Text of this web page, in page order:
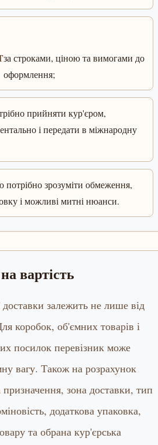
за строками, ціною та вимогами до
оформлення;
прийняти кур'єром,
і передати в міжнародну
потрібно зрозуміти обмеження,
і можливі митні нюанси.
вартість
залежить не лише від
коробок, об'ємних товарів і
посилок перевізник може
вагу. Також на розрахунок
зона доставки, тип
додаткова упаковка,
та обрана кур'єрська